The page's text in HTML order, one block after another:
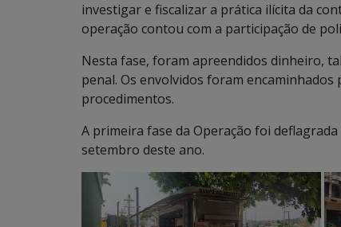
investigar e fiscalizar a prática ilícita da
operação contou com a participação de
Nesta fase, foram apreendidos dinheiro,
penal. Os envolvidos foram
procedimentos.
A primeira fase da Operação foi
setembro deste ano.